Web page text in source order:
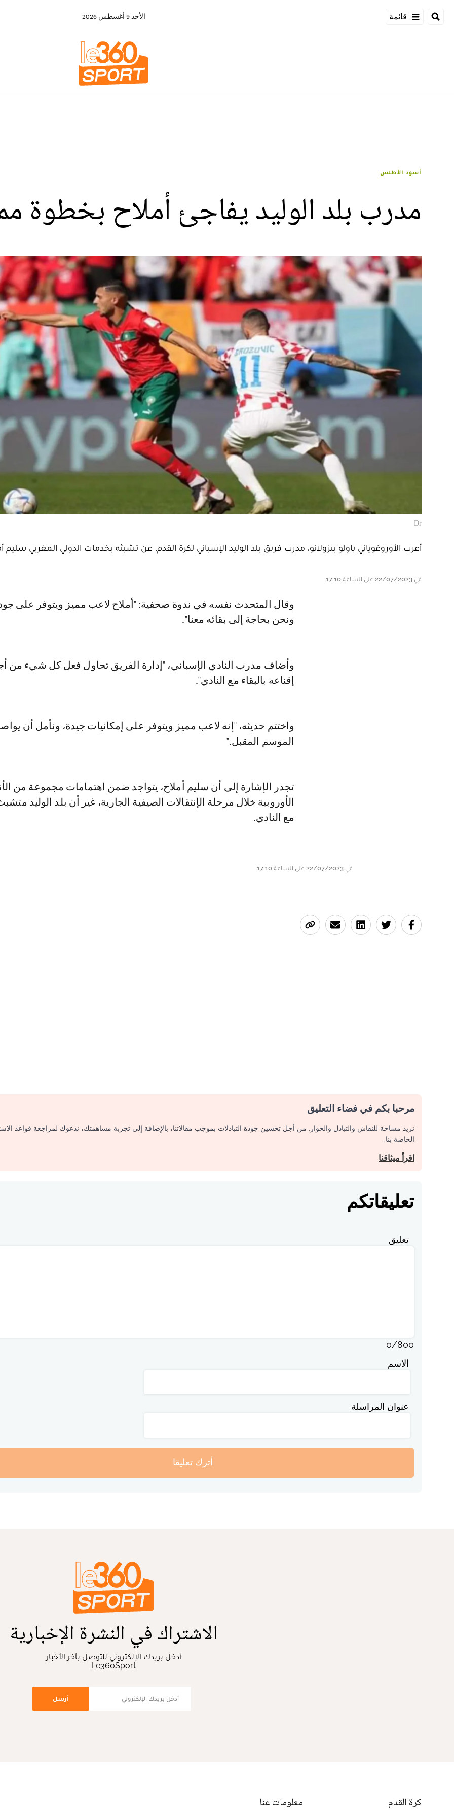
قائمة الأحد 9 أغسطس 2026
أسود الأطلس
مدرب بلد الوليد يفاجئ أملاح بخطوة
Dr
أعرب الأوروغوياني باولو بيزولانو، مدرب فريق بلد الوليد الإسباني لكرة القدم، عن تشبثه بخدمات الدولي المغربي سليم
في 22/07/2023 على الساعة 17:10
وقال المتحدث نفسه في ندوة صحفية: "أملاح لاعب مميز ويتوفر على جودة عالية،
ونحن بحاجة إلى بقائه معنا".
وأضاف مدرب النادي الإسباني، "إدارة الفريق تحاول فعل كل شيء من
إقناعه بالبقاء مع النادي".
واختتم حديثه، "إنه لاعب مميز ويتوفر على إمكانيات جيدة، ونأمل أن
الموسم المقبل."
تجدر الإشارة إلى أن سليم أملاح، يتواجد ضمن اهتمامات مجموعة من
الأوروبية خلال مرحلة الإنتقالات الصيفية الجارية، غير أن بلد الوليد
مع النادي.
في 22/07/2023 على الساعة 17:10
مرحبا بكم في فضاء التعليق
نريد مساحة للنقاش والتبادل والحوار. من أجل تحسين جودة التبادلات بموجب مقالاتنا، بالإضافة إلى تجربة مساهمتك، ندعوك لمراجعة قواعد
الخاصة بنا.
اقرأ ميثاقنا
تعليقاتكم
تعليق
0/800
الاسم
عنوان المراسلة
أترك تعليقا
الاشتراك في النشرة الإخبارية
أدخل بريدك الإلكتروني للتوصل بآخر الأخبار
Le360Sport
أرسل
كرة القدم معلومات عنا